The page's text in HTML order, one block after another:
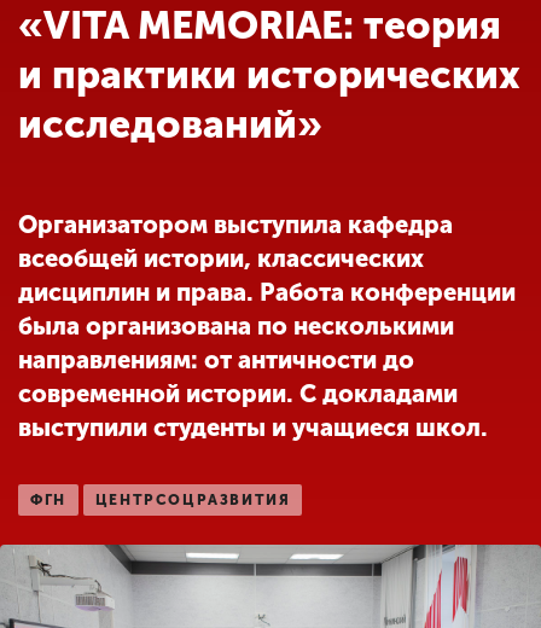
Наука
Международная
деятельность
Другие виды
деятельности
Студенческая жизнь
Сведения об
образовательной
SPN CHI
«VITA MEMORIAE: теория
и практики исторических
исследований»
Организатором выступила кафедра
всеобщей истории, классических
дисциплин и права. Работа конференции
была организована по несколькими
направлениям: от античности до
современной истории. С докладами
выступили студенты и учащиеся школ.
ФГН ЦЕНТРСОЦРАЗВИТИЯ